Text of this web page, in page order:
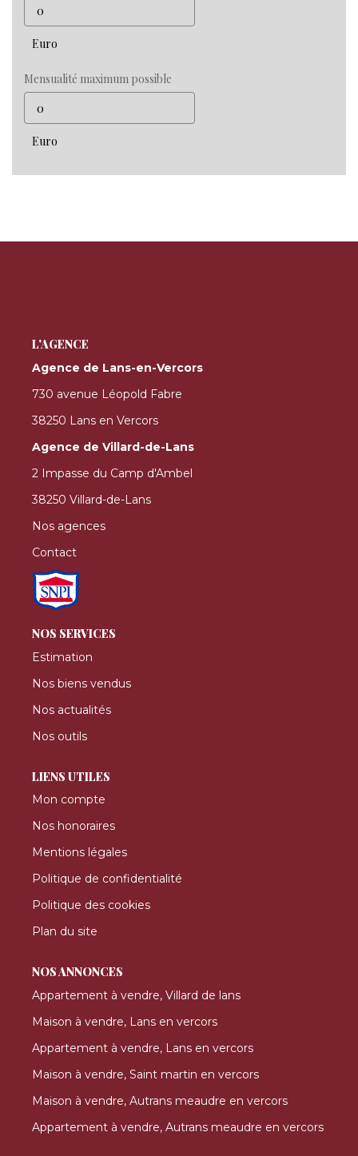
Euro
Mensualité maximum possible
Euro
L'AGENCE
Agence de Lans-en-Vercors
730 avenue Léopold Fabre
38250 Lans en Vercors
Agence de Villard-de-Lans
2 Impasse du Camp d'Ambel
38250 Villard-de-Lans
Nos agences
Contact
NOS SERVICES
Estimation
Nos biens vendus
Nos actualités
Nos outils
LIENS UTILES
Mon compte
Nos honoraires
Mentions légales
Politique de confidentialité
Politique des cookies
Plan du site
NOS ANNONCES
Appartement à vendre, Villard de lans
Maison à vendre, Lans en vercors
Appartement à vendre, Lans en vercors
Maison à vendre, Saint martin en vercors
Maison à vendre, Autrans meaudre en vercors
Appartement à vendre, Autrans meaudre en vercors